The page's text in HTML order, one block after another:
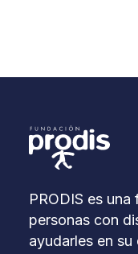
PRODIS es
personas con
ayudarles en